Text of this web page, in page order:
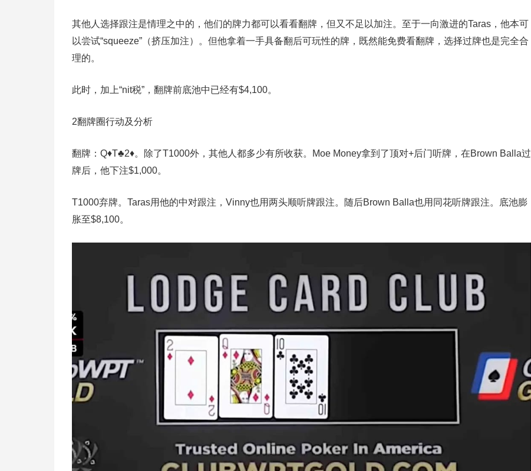
其他人选择跟注是情理之中的，他们的牌力都可以看看翻牌，但又不足以加注。至于一向激进的Taras，他本可
以尝试“squeeze”（挤压加注）。但他拿着一手具备翻后可玩性的牌，既然能免费看翻牌，选择过牌也是完全合
理的。
此时，加上“nit税”，翻牌前底池中已经有$4,100。
2翻牌圈行动及分析
翻牌：Q♦T♣2♦。除了T1000外，其他人都多少有所收获。Moe Money拿到了顶对+后门听牌，在Brown Balla过
牌后，他下注$1,000。
T1000弃牌。Taras用他的中对跟注，Vinny也用两头顺听牌跟注。随后Brown Balla也用同花听牌跟注。底池膨
胀至$8,100。